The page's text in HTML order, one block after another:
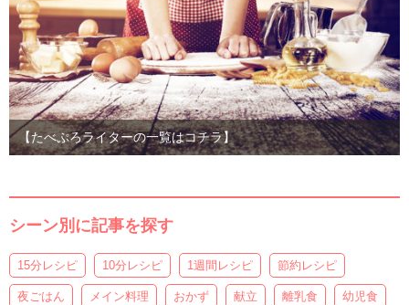
【たべぷろライターの一覧はコチラ】
シーン別に記事を探す
15分レシピ 10分レシピ 1週間レシピ 節約レシピ
夜ごはん メイン料理 おかず 献立 離乳食 幼児食